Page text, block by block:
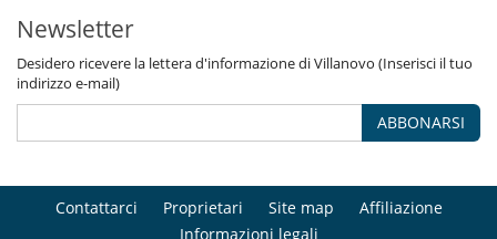
Newsletter
Desidero ricevere la lettera d'informazione di Villanovo (Inserisci il tuo
indirizzo e-mail)
ABBONARSI
Contattarci Proprietari Site map
Affiliazione
Informazioni legali